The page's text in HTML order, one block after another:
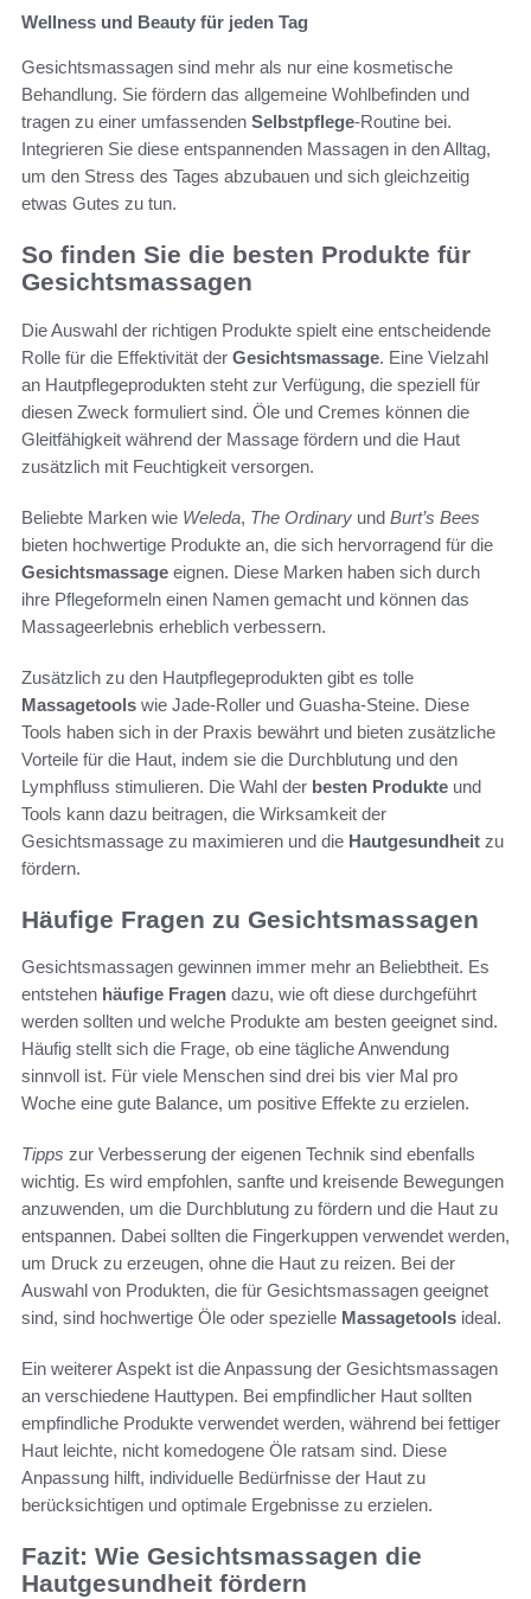
Wellness und Beauty für jeden Tag
Gesichtsmassagen sind mehr als nur eine kosmetische
Behandlung. Sie fördern das allgemeine Wohlbefinden und
tragen zu einer umfassenden Selbstpflege-Routine bei.
Integrieren Sie diese entspannenden Massagen in den Alltag,
um den Stress des Tages abzubauen und sich gleichzeitig
etwas Gutes zu tun.
So finden Sie die besten Produkte für
Gesichtsmassagen
Die Auswahl der richtigen Produkte spielt eine entscheidende
Rolle für die Effektivität der Gesichtsmassage. Eine Vielzahl
an Hautpflegeprodukten steht zur Verfügung, die speziell für
diesen Zweck formuliert sind. Öle und Cremes können die
Gleitfähigkeit während der Massage fördern und die Haut
zusätzlich mit Feuchtigkeit versorgen.
Beliebte Marken wie Weleda, The Ordinary und Burt’s Bees
bieten hochwertige Produkte an, die sich hervorragend für die
Gesichtsmassage eignen. Diese Marken haben sich durch
ihre Pflegeformeln einen Namen gemacht und können das
Massageerlebnis erheblich verbessern.
Zusätzlich zu den Hautpflegeprodukten gibt es tolle
Massagetools wie Jade-Roller und Guasha-Steine. Diese
Tools haben sich in der Praxis bewährt und bieten zusätzliche
Vorteile für die Haut, indem sie die Durchblutung und den
Lymphfluss stimulieren. Die Wahl der besten Produkte und
Tools kann dazu beitragen, die Wirksamkeit der
Gesichtsmassage zu maximieren und die Hautgesundheit zu
fördern.
Häufige Fragen zu Gesichtsmassagen
Gesichtsmassagen gewinnen immer mehr an Beliebtheit. Es
entstehen häufige Fragen dazu, wie oft diese durchgeführt
werden sollten und welche Produkte am besten geeignet sind.
Häufig stellt sich die Frage, ob eine tägliche Anwendung
sinnvoll ist. Für viele Menschen sind drei bis vier Mal pro
Woche eine gute Balance, um positive Effekte zu erzielen.
Tipps zur Verbesserung der eigenen Technik sind ebenfalls
wichtig. Es wird empfohlen, sanfte und kreisende Bewegungen
anzuwenden, um die Durchblutung zu fördern und die Haut zu
entspannen. Dabei sollten die Fingerkuppen verwendet werden,
um Druck zu erzeugen, ohne die Haut zu reizen. Bei der
Auswahl von Produkten, die für Gesichtsmassagen geeignet
sind, sind hochwertige Öle oder spezielle Massagetools ideal.
Ein weiterer Aspekt ist die Anpassung der Gesichtsmassagen
an verschiedene Hauttypen. Bei empfindlicher Haut sollten
empfindliche Produkte verwendet werden, während bei fettiger
Haut leichte, nicht komedogene Öle ratsam sind. Diese
Anpassung hilft, individuelle Bedürfnisse der Haut zu
berücksichtigen und optimale Ergebnisse zu erzielen.
Fazit: Wie Gesichtsmassagen die
Hautgesundheit fördern